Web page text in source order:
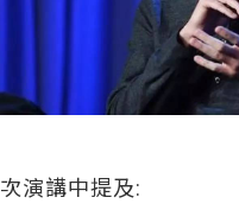
演講中提及: